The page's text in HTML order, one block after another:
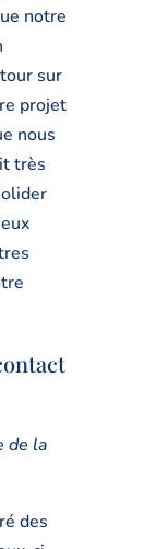
notre
sur
projet
nous
très
de la
des